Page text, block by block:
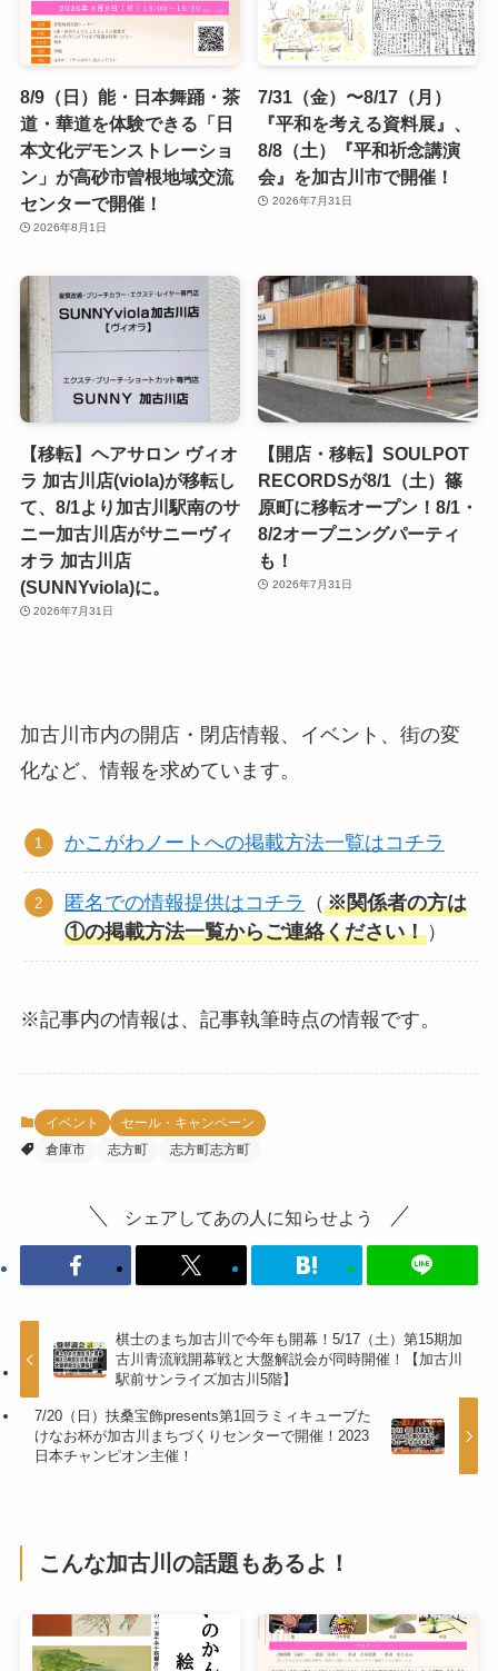
8/9（日）能・日本舞踊・茶
道・華道を体験できる「日
本文化デモンストレーショ
ン」が高砂市曽根地域交流
センターで開催！
2026年8月1日
7/31（金）〜8/17（月）
『平和を考える資料展』、
8/8（土）『平和祈念講演
会』を加古川市で開催！
2026年7月31日
【移転】ヘアサロン ヴィオ
ラ 加古川店(viola)が移転し
て、8/1より加古川駅南のサ
ニー加古川店がサニーヴィ
オラ 加古川店
(SUNNYviola)に。
2026年7月31日
【開店・移転】SOULPOT
RECORDSが8/1（土）篠
原町に移転オープン！8/1・
8/2オープニングパーティ
も！
2026年7月31日
加古川市内の開店・閉店情報、イベント、街の変
化など、情報を求めています。
かこがわノートへの掲載方法一覧はコチラ
匿名での情報提供はコチラ （※関係者の方は
①の掲載方法一覧からご連絡ください！ ）
※記事内の情報は、記事執筆時点の情報です。
イベント
セール・キャンペーン
倉庫市
志方町 志方町志方町
シェアしてあの人に知らせよう
棋士のまち加古川で今年も開幕！5/17（土）第15期加
古川青流戦開幕戦と大盤解説会が同時開催！【加古川
駅前サンライズ加古川5階】
7/20（日）扶桑宝飾presents第1回ラミィキューブた
けなお杯が加古川まちづくりセンターで開催！2023
日本チャンピオン主催！
こんな加古川の話題もあるよ！